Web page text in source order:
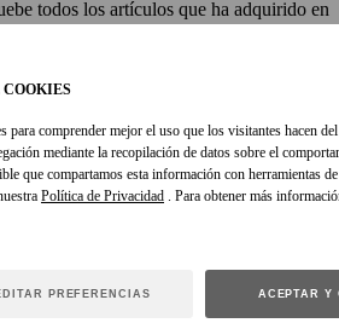
COOKIES
para comprender mejor el uso que los visitantes hacen
mediante la recopilación de datos sobre el
que compartamos esta información con herramientas
Política de Privacidad . Para obtener más
PREFERENCIAS ACEPTAR Y
todos los artículos que ha adquirido en
de tener tiempo suficiente para
RTW PRIMAVERA 2026